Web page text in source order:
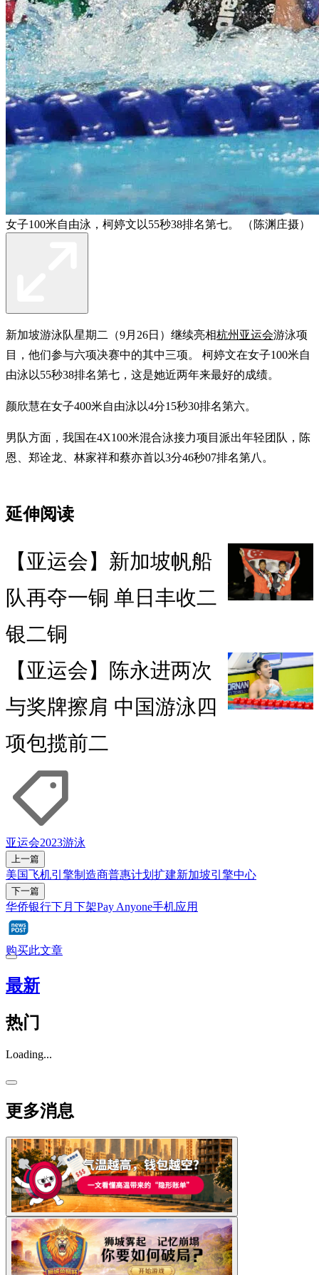
女子100米自由泳，柯婷文以55秒38排名第七。 （陈渊庄摄）
新加坡游泳队星期二（9月26日）继续亮相杭州亚运会游泳项
目，他们参与六项决赛中的其中三项。 柯婷文在女子100米自
由泳以55秒38排名第七，这是她近两年来最好的成绩。
颜欣慧在女子400米自由泳以4分15秒30排名第六。
男队方面，我国在4X100米混合泳接力项目派出年轻团队，陈
恩、郑诠龙、林家祥和蔡亦首以3分46秒07排名第八。
延伸阅读
【亚运会】新加坡帆船
队再夺一铜 单日丰收二
银二铜
【亚运会】陈永进两次
与奖牌擦肩 中国游泳四
项包揽前二
亚运会2023游泳
上一篇
美国飞机引擎制造商普惠计划扩建新加坡引擎中心
下一篇
华侨银行下月下架Pay Anyone手机应用
购买此文章
最新
热门
Loading...
更多消息